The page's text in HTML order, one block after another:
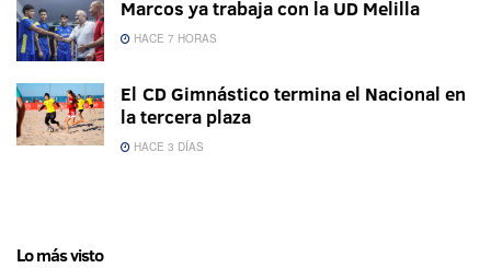
Marcos ya trabaja con la UD Melilla
HACE 7 HORAS
El CD Gimnástico termina el Nacional en
la tercera plaza
HACE 3 DÍAS
Lo más visto